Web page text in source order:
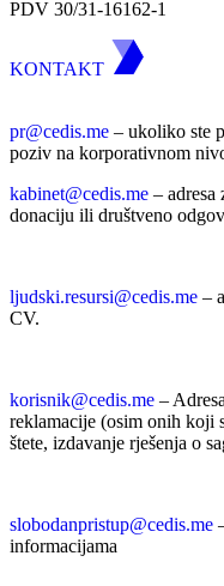
PDV 30/31-16162-1
KONTAKT
pr@cedis.me – ukoliko ste
poziv na korporativnom
kabinet@cedis.me – adresa
donaciju ili društveno
ljudski.resursi@cedis.me –
CV.
korisnik@cedis.me –
reklamacije (osim onih koji
štete, izdavanje rješenja o
slobodanpristup@cedis.me
informacijama